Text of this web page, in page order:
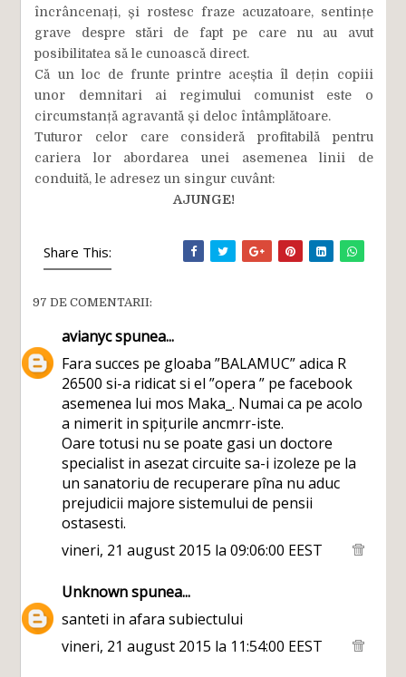
încrâncenați, și rostesc fraze acuzatoare, sentințe
grave despre stări de fapt pe care nu au avut
posibilitatea să le cunoască direct.
Că un loc de frunte printre aceștia îl dețin copiii
unor demnitari ai regimului comunist este o
circumstanță agravantă și deloc întâmplătoare.
Tuturor celor care consideră profitabilă pentru
cariera lor abordarea unei asemenea linii de
conduită, le adresez un singur cuvânt:
AJUNGE!
Share This:
97 DE COMENTARII:
avianycspunea...
Fara succes pe gloaba ”BALAMUC” adica R
26500 si-a ridicat si el ”opera ” pe facebook
asemenea lui mos Maka_. Numai ca pe acolo
a nimerit in spițurile ancmrr-iste.
Oare totusi nu se poate gasi un doctore
specialist in asezat circuite sa-i izoleze pe la
un sanatoriu de recuperare pîna nu aduc
prejudicii majore sistemului de pensii
ostasesti.
vineri, 21 august 2015 la 09:06:00 EEST
Unknownspunea...
santeti in afara subiectului
vineri, 21 august 2015 la 11:54:00 EEST